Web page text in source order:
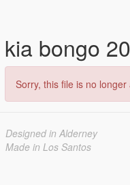
kia bongo
Sorry, this file is no longer
Designed in Alderney
Made in Los Santos